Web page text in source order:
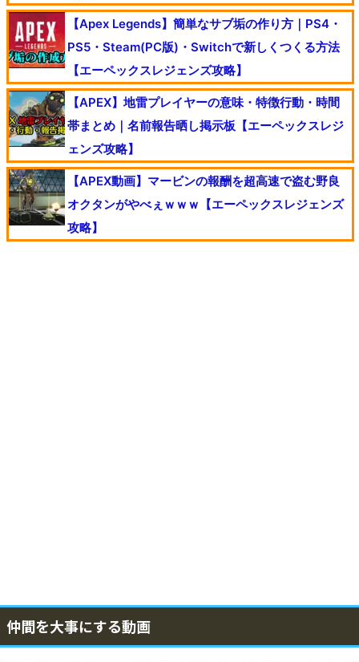
【Apex Legends】簡単なサブ垢の作り方｜PS4・
PS5・Steam(PC版)・Switchで新しくつくる方法
【エーペックスレジェンズ攻略】
【APEX】地雷プレイヤーの意味・特徴行動・時間
帯まとめ｜名前報告晒し掲示板【エーペックスレジ
ェンズ攻略】
【APEX動画】マービンの報酬を超高速で盗む野良
オクタンがやべぇｗｗｗ【エーペックスレジェンズ
攻略】
仲間を大事にする動画